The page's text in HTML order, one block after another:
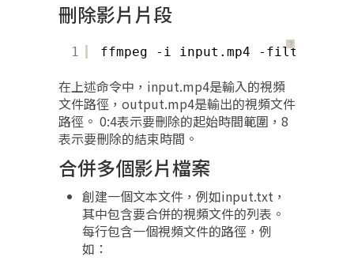
刪除影片片段
？
1 ffmpeg -i input.mp4 -
在上述命令中，input.mp4是輸入的視頻
文件路徑，output.mp4是輸出的視頻文件
路徑。 0:4表示要刪除的起始時間範圍，8
表示要刪除的結束時間。
合併多個影片檔案
創建一個文本文件，例如input.txt，
其中包含要合併的視頻文件的列表。
每行包含一個視頻文件的路徑，例
如：